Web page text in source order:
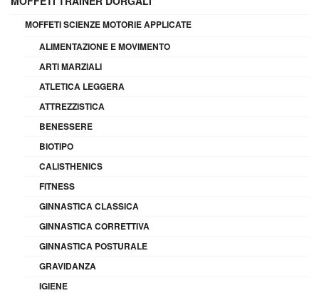
MOFFETI SCIENZE MOTORIE APPLICATE
ALIMENTAZIONE E MOVIMENTO
ARTI MARZIALI
ATLETICA LEGGERA
ATTREZZISTICA
BENESSERE
BIOTIPO
CALISTHENICS
FITNESS
GINNASTICA CLASSICA
GINNASTICA CORRETTIVA
GINNASTICA POSTURALE
GRAVIDANZA
IGIENE